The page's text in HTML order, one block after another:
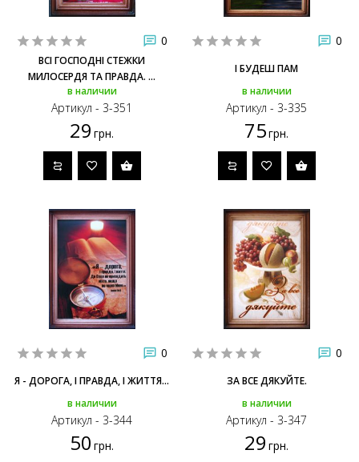
0
ВСІ ГОСПОДНІ СТЕЖКИ
МИЛОСЕРДЯ ТА ПРАВДА. ...
в наличии
Артикул - 3-351
29 грн.
0
І БУДЕШ ПАМ
в наличии
Артикул - 3-335
75грн.
0
Я - ДОРОГА, І ПРАВДА, І ЖИТТЯ...
в наличии
Артикул - 3-344
50 грн.
0
ЗА ВСЕ ДЯКУЙТЕ.
в наличии
Артикул - 3-347
29 грн.